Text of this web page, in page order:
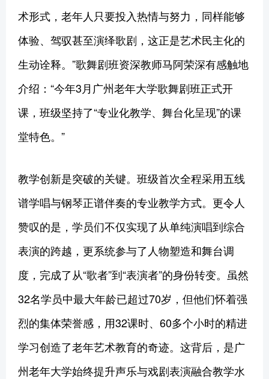
术形式，老年人只要投入热情与努力，同样能够
体验、驾驭甚至演绎歌剧，这正是艺术民主化的
生动诠释。”歌舞剧班资深教师马阿荣深有感触地
介绍：“今年3月广州老年大学歌舞剧班正式开
课，班级坚持了“专业化教学、舞台化呈现”的课
堂特色。”
教学创新是突破的关键。班级首次全程采用五线
谱学唱与钢琴正谱伴奏的专业教学方式。更令人
赞叹的是，学员们不仅实现了从单纯演唱到综合
表演的跨越，更系统参与了人物塑造和舞台调
度，完成了从“歌者”到“表演者”的身份转变。虽然
32名学员中最大年龄已超过70岁，但他们怀着强
烈的集体荣誉感，用32课时、60多个小时的精进
学习创造了老年艺术教育的奇迹。这背后，是广
州老年大学始终提升声乐与戏剧表演融合教学水